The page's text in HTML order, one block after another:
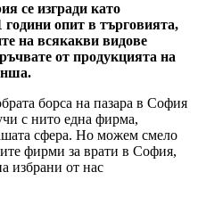
се изгради като
години опит в търговията,
на всякакви видове
от продукцията на
борса на пазара в София
с нито една фирма,
сфера. Но можем смело
фирми за врати в София,
избрани от нас